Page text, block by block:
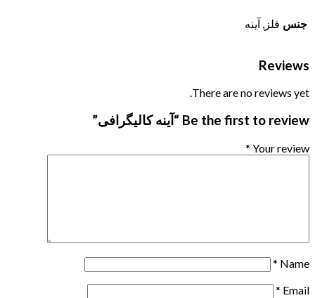
جنس فلز, آینه
Reviews
There are no reviews yet.
Be the first to review “آینه کالیگرافی”
Your review
*
Name
*
Email
*